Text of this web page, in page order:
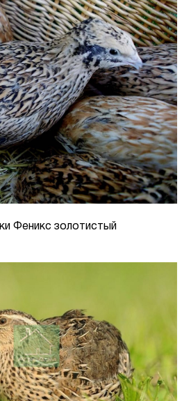
Феникс золотистый